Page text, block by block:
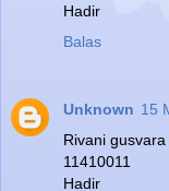
Hadir
Balas
Unknown 15
Rivani
11410011
Hadir